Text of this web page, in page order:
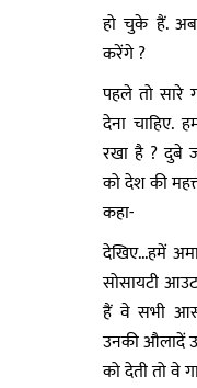
हो चुके हैं.
करेंगे ?
पहले तो सारे
देना चाहिए.
रखा है ? दुबे
को देश की
कहा-
देखिए...हमें
सोसायटी
हैं वे सभी
उनकी औलादें
को देती तो वे